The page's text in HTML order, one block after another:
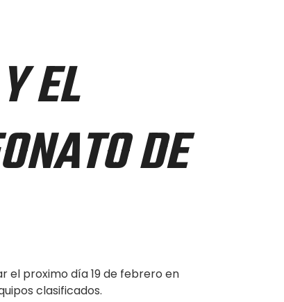
EL
DE
el proximo día 19 de febrero en
clasificados.